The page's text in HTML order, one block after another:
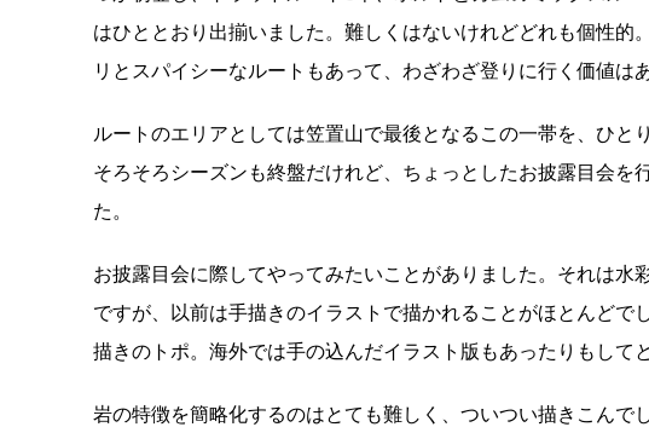
はひととおり出揃いました。難しくはないけれどどれも個性的
リとスパイシーなルートもあって、わざわざ登りに行く価値は
ルートのエリアとしては笠置山で最後となるこの一帯を、ひ
そろそろシーズンも終盤だけれど、ちょっとしたお披露目会を
た。
お披露目会に際してやってみたいことがありました。それは
ですが、以前は手描きのイラストで描かれることがほとんど
描きのトポ。海外では手の込んだイラスト版もあったりもして
岩の特徴を簡略化するのはとても難しく、ついつい描きこんで